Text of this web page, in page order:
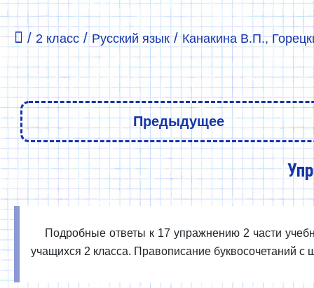
/ 2 класс/Русский язык/Канакина В.П.,
Предыдущее
Подробные ответы к 17 упражнению 2 части
учащихся 2 класса. Правописание буквосочетаний